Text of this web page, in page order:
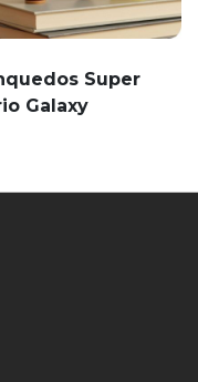
Super
Galaxy